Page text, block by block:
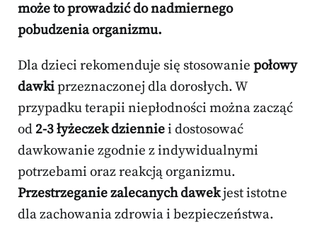
może to prowadzić do nadmiernego
pobudzenia organizmu.
Dla dzieci rekomenduje się stosowanie połowy
dawkiprzeznaczonej dla dorosłych. W
przypadku terapii niepłodności można zacząć
od 2-3 łyżeczek dzienniei dostosować
dawkowanie zgodnie z indywidualnymi
potrzebami oraz reakcją organizmu.
Przestrzeganie zalecanych dawekjest istotne
dla zachowania zdrowia i bezpieczeństwa.